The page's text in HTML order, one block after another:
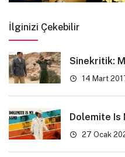
İlginizi Çekebilir
Sinekritik:
14 Mart
Dolemite Is
27 Ocak